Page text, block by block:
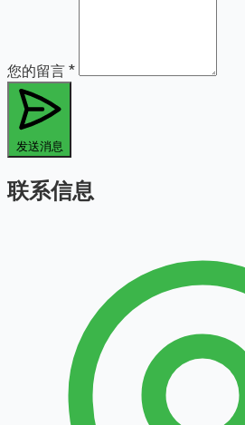
您的留言 *
发送消息
联系信息